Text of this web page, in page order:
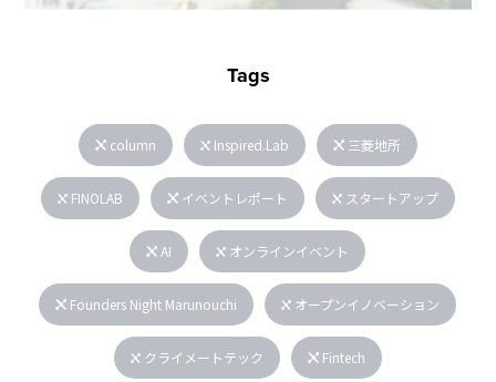
Tags
column Inspired.Lab 三菱地所
FINOLAB イベントレポート スタートアップ
AI オンラインイベント
Founders Night Marunouchi オープンイノベーション
クライメートテック Fintech